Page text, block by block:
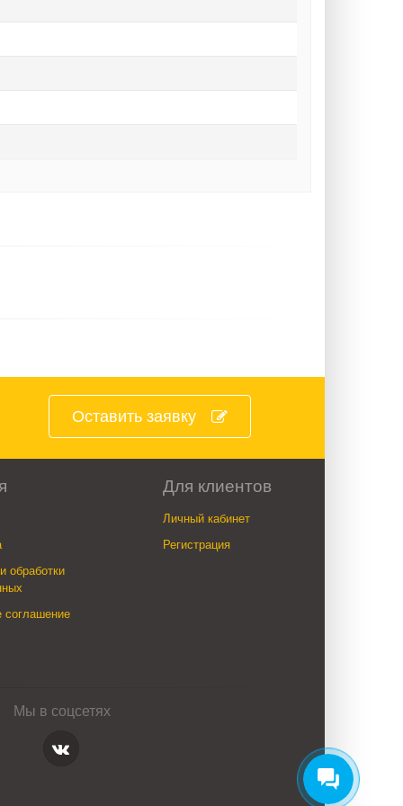
Оставить заявку
обработки
соглашение
Для клиентов
Личный кабинет
Регистрация
Мы в соцсетях